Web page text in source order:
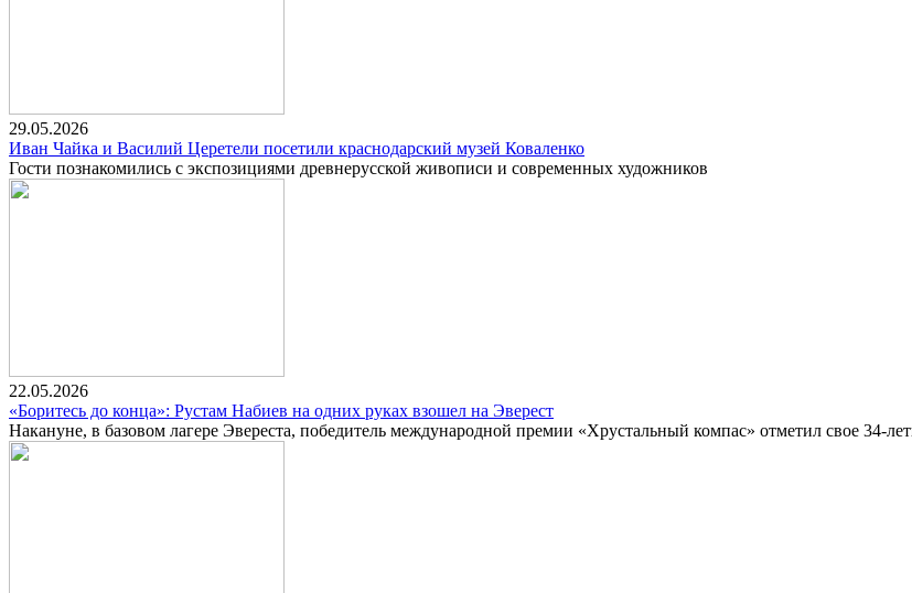
29.05.2026
Иван Чайка и Василий Церетели посетили краснодарский музей Коваленко
Гости познакомились с экспозициями древнерусской живописи и современных художников
22.05.2026
«Боритесь до конца»: Рустам Набиев на одних руках взошел на Эверест
Накануне, в базовом лагере Эвереста, победитель международной премии «Хрустальный компас» отметил свое 34-